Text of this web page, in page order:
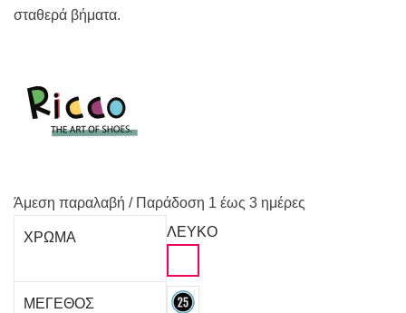
σταθερά βήματα.
Άμεση παραλαβή / Παράδoση 1 έως 3 ημέρες
ΧΡΩΜΑ ΛΕΥΚΟ
ΜΕΓΕΘΟΣ